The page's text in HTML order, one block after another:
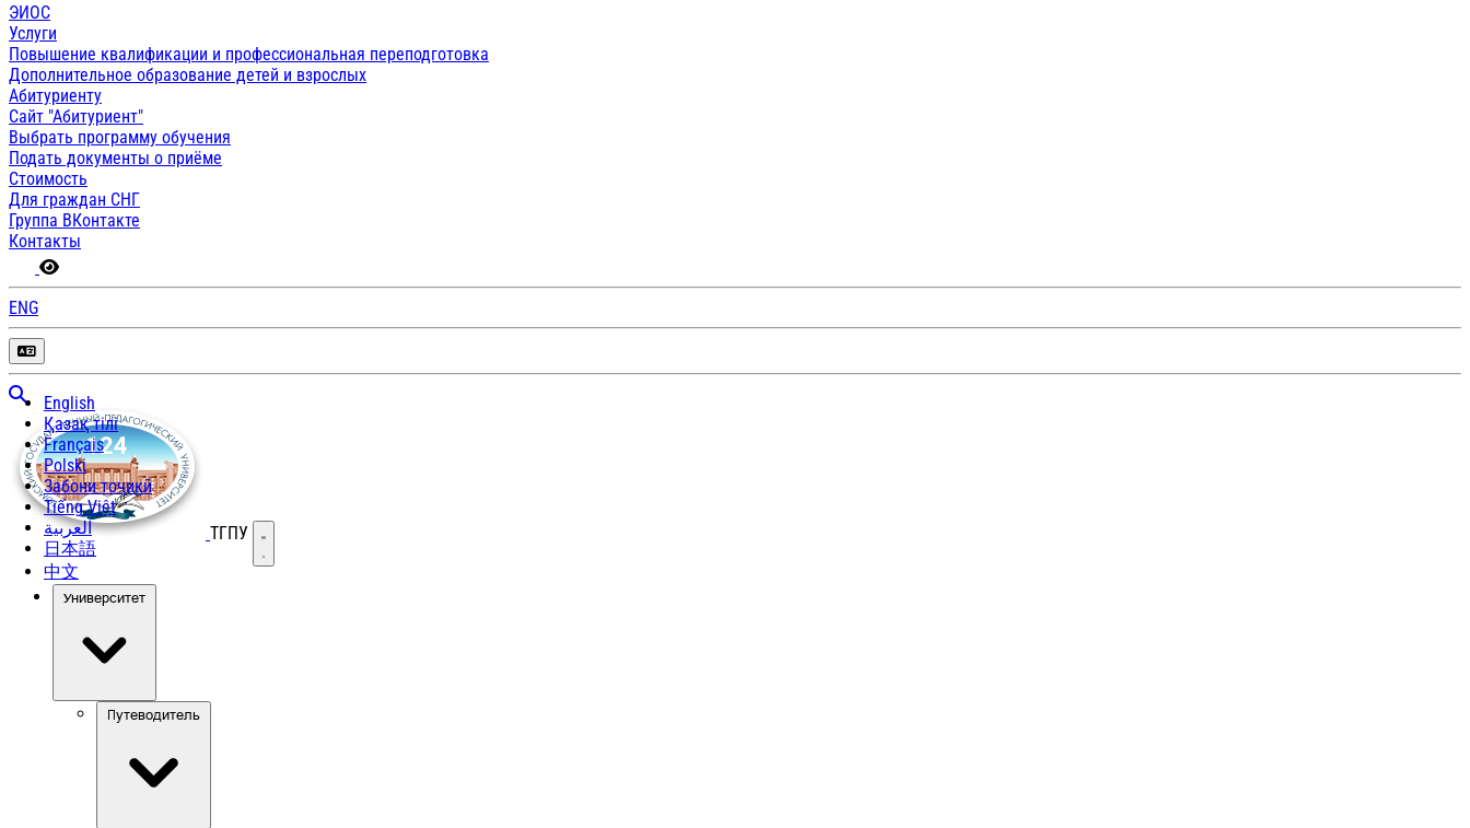
ЭИОС
Услуги
Повышение квалификации и профессиональная переподготовка
Дополнительное образование детей и взрослых
Абитуриенту
Сайт "Абитуриент"
Выбрать программу обучения
Подать документы о приёме
Стоимость
Для граждан СНГ
Группа ВКонтакте
Контакты
ENG
English
Қазақ тілі
Français
Polski
Забони тоҷикӣ
Tiếng Việt
العربية
日本語
中文
ТГПУ Открыть меню
Университет
Путеводитель